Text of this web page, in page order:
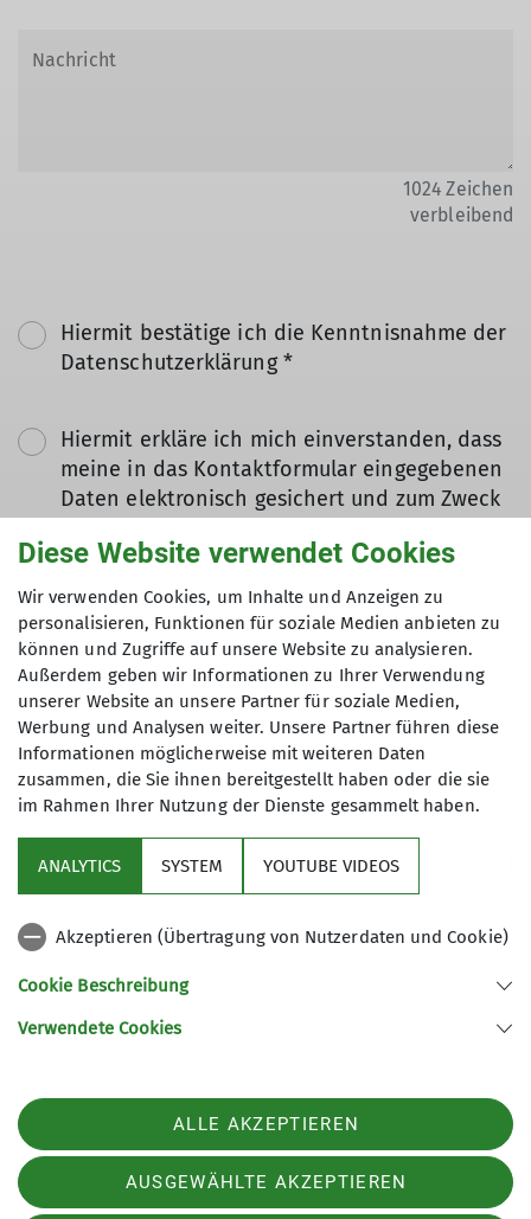
1024 Zeichen
verbleibend
Hiermit bestätige ich die Kenntnisnahme der
Datenschutzerklärung *
Hiermit erkläre ich mich einverstanden, dass
meine in das Kontaktformular eingegebenen
Daten elektronisch gesichert und zum Zweck
genutzt werden. Mir ist bekannt, dass ich
meine Einwilligung jederzeit wiederrufen
kann. *
Mit (*) markierte Felder
sind Pflichtfelder
Absenden
Service
Links
94315 Straubing
Telefon +49942180965
Diese Website verwendet Cookies
Wir verwenden Cookies, um Inhalte und Anzeigen zu
personalisieren, Funktionen für soziale Medien anbieten zu
können und Zugriffe auf unsere Website zu analysieren.
Außerdem geben wir Informationen zu Ihrer Verwendung
unserer Website an unsere Partner für soziale Medien,
Werbung und Analysen weiter. Unsere Partner führen diese
Informationen möglicherweise mit weiteren Daten
zusammen, die Sie ihnen bereitgestellt haben oder die sie
im Rahmen Ihrer Nutzung der Dienste gesammelt haben.
ANALYTICS SYSTEM YOUTUBE VIDEOS
Akzeptieren (Übertragung von Nutzerdaten und Cookie)
Cookie Beschreibung
Verwendete Cookies
ALLE AKZEPTIEREN
AUSGEWÄHLTE AKZEPTIEREN